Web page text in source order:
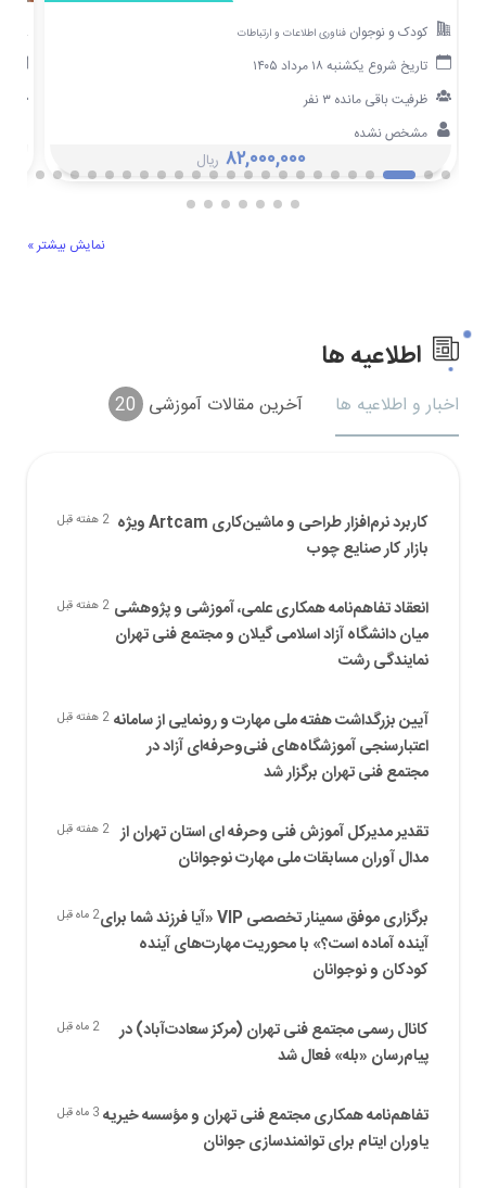
کودک و نوجوان فناوری اطلاعات و ارتباطات
تاریخ شروع یکشنبه ۱۸ مرداد ۱۴۰۵
ظرفیت باقی مانده ۳ نفر
مشخص نشده
۸۲,۰۰۰,۰۰۰ ریال
نمایش بیشتر »
اطلاعیه ها
اخبار و اطلاعیه ها آخرین مقالات آموزشی 20
کاربرد نرم‌افزار طراحی و ماشین‌کاری Artcam ویژه
بازار کار صنایع چوب
2 هفته قبل
انعقاد تفاهم‌نامه همکاری علمی، آموزشی و پژوهشی
میان دانشگاه آزاد اسلامی گیلان و مجتمع فنی تهران
نمایندگی رشت
2 هفته قبل
آیین بزرگداشت هفته ملی مهارت و رونمایی از سامانه
اعتبارسنجی آموزشگاه‌های فنی‌وحرفه‌ای آزاد در
مجتمع فنی تهران برگزار شد
2 هفته قبل
تقدیر مدیرکل آموزش فنی وحرفه ای استان تهران از
مدال آوران مسابقات ملی مهارت نوجوانان
2 هفته قبل
برگزاری موفق سمینار تخصصی VIP «آیا فرزند شما برای
آینده آماده است؟» با محوریت مهارت‌های آینده
کودکان و نوجوانان
2 ماه قبل
کانال رسمی مجتمع فنی تهران (مرکز سعادت‌آباد) در
پیام‌رسان «بله» فعال شد
2 ماه قبل
تفاهم‌نامه همکاری مجتمع فنی تهران و مؤسسه خیریه
یاوران ایتام برای توانمندسازی جوانان
3 ماه قبل